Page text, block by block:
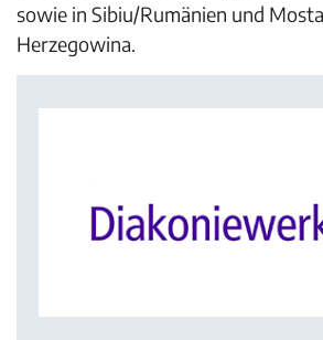
sowie in Sibiu/Rumänien und
Herzegowina.